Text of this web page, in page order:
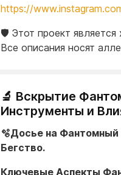
https://
🛡️ Этот проект
Все описания носят
🔬 Вскрытие
Инструменты и
🫧Досье на Фантомный
Бегство.
Ключевые Аспекты